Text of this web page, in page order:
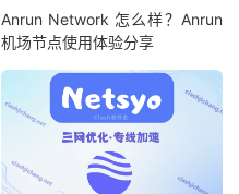
Anrun Network 怎么样？Anrun
机场节点使用体验分享